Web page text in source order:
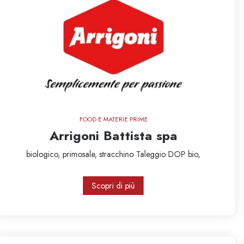
FOOD E MATERIE PRIME
Arrigoni Battista spa
biologico, primosale, stracchino Taleggio DOP bio,
Scopri di più